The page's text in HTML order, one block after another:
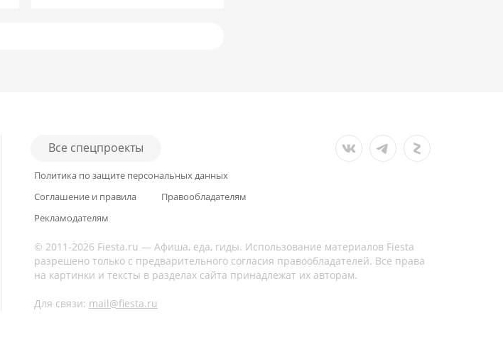
Все спецпроекты
Политика по защите персональных данных
Соглашение и правила
Правообладателям
Рекламодателям
© 2011-2026 Fiesta.ru — Афиша, еда, гиды. Использование материалов Fiesta
разрешено только с предварительного согласия правообладателей. Все права
на картинки и тексты в разделах сайта принадлежат их авторам.
Для связи: mail@fiesta.ru